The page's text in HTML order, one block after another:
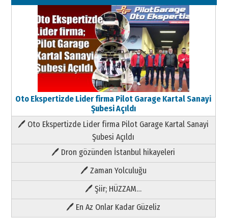
Oto Ekspertizde Lider firma Pilot Garage Kartal Sanayi
Şubesi Açıldı
🖊 Oto Ekspertizde Lider firma Pilot Garage Kartal Sanayi
Şubesi Açıldı
🖊 Dron gözünden İstanbul hikayeleri
🖊 Zaman Yolculuğu
🖊 Şiir; HÜZZAM…
🖊 En Az Onlar Kadar Güzeliz